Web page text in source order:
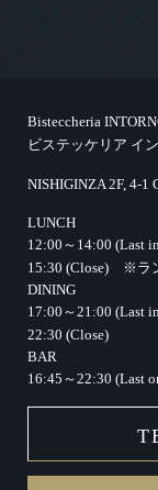
Bisteccheria
ビステッケリア イ
NISHIGINZA 2F, 4-1
LUNCH
12:00～14:00 (Last
15:30 (Close)
※ラ
DINING
17:00～21:00 (Last
22:30 (Close)
BAR
16:45～22:30 (Last